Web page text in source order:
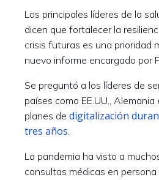
Los principales líderes de la
dicen que fortalecer la
crisis futuras es una prioridad
nuevo informe encargado por
Se preguntó a los líderes de
países como EE.UU.,
planes de digitalización
tres años.
La pandemia ha visto a
consultas médicas en